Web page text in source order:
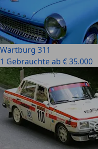
Wartburg 311
1 Gebrauchte ab € 35.000